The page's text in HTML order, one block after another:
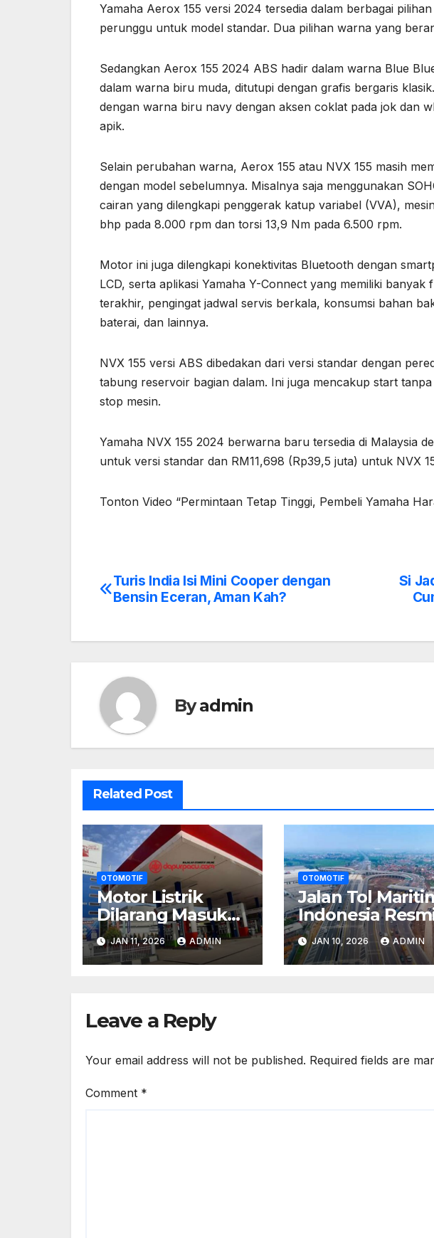
Yamaha Aerox 155 versi 2024 tersedia dalam berbagai
perunggu untuk model standar. Dua pilihan warna yang
Sedangkan Aerox 155 2024 ABS hadir dalam warna Blue
dalam warna biru muda, ditutupi dengan grafis bergaris
dengan warna biru navy dengan aksen coklat pada jok dan
apik.
Selain perubahan warna, Aerox 155 atau NVX 155 masih
dengan model sebelumnya. Misalnya saja menggunakan
cairan yang dilengkapi penggerak katup variabel (VVA),
bhp pada 8.000 rpm dan torsi 13,9 Nm pada 6.500 rpm.
Motor ini juga dilengkapi konektivitas Bluetooth dengan
LCD, serta aplikasi Yamaha Y-Connect yang memiliki
terakhir, pengingat jadwal servis berkala, konsumsi bahan
baterai, dan lainnya.
NVX 155 versi ABS dibedakan dari versi standar dengan
tabung reservoir bagian dalam. Ini juga mencakup start
stop mesin.
Yamaha NVX 155 2024 berwarna baru tersedia di Malaysia
untuk versi standar dan RM11,698 (Rp39,5 juta) untuk NVX
Tonton Video “Permintaan Tetap Tinggi, Pembeli Yamaha
Post
Si
Turis India Isi Mini Cooper dengan
Bensin Eceran, Aman Kah?
Byadmin
Related Post
OTOMOTIF
Motor Listrik
Dilarang Masuk
Kota Besar,
Aturan Baru
Kontroversial
JAN 11, 2026 ADMIN
OTOMOTIF
Jalan Tol
Indonesia
Dibuka – Waktu
Tempuh Ke
Sulawesi Turun
JAN 10, 2026 ADMIN
Leave a Reply
Your email address will not be published. Required fields are
Comment *